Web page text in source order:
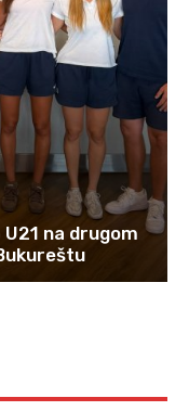
na drugom